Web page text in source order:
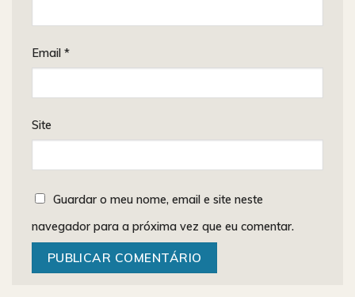
Email *
Site
Guardar o meu nome, email e site neste
navegador para a próxima vez que eu comentar.